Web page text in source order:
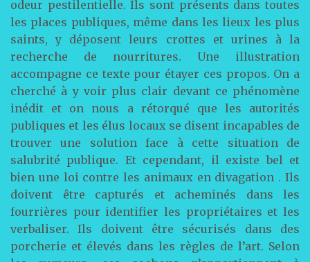
odeur pestilentielle. Ils sont présents dans toutes
les places publiques, même dans les lieux les plus
saints, y déposent leurs crottes et urines à la
recherche de nourritures. Une illustration
accompagne ce texte pour étayer ces propos. On a
cherché à y voir plus clair devant ce phénomène
inédit et on nous a rétorqué que les autorités
publiques et les élus locaux se disent incapables de
trouver une solution face à cette situation de
salubrité publique. Et cependant, il existe bel et
bien une loi contre les animaux en divagation . Ils
doivent être capturés et acheminés dans les
fourrières pour identifier les propriétaires et les
verbaliser. Ils doivent être sécurisés dans des
porcherie et élevés dans les règles de l’art. Selon